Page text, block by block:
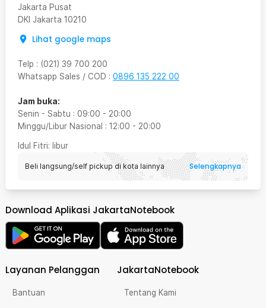
Jakarta Pusat
DKI Jakarta 10210
Lihat google maps
Telp : (021) 39 700 200
Whatsapp Sales / COD : 0896 135 222 00
Jam buka:
Senin - Sabtu : 09:00 - 20:00
Minggu/Libur Nasional : 12:00 - 20:00
Idul Fitri: libur
Beli langsung/self pickup di kota lainnya Selengkapnya
Download Aplikasi JakartaNotebook
Layanan Pelanggan
Bantuan
JakartaNotebook
Tentang Kami